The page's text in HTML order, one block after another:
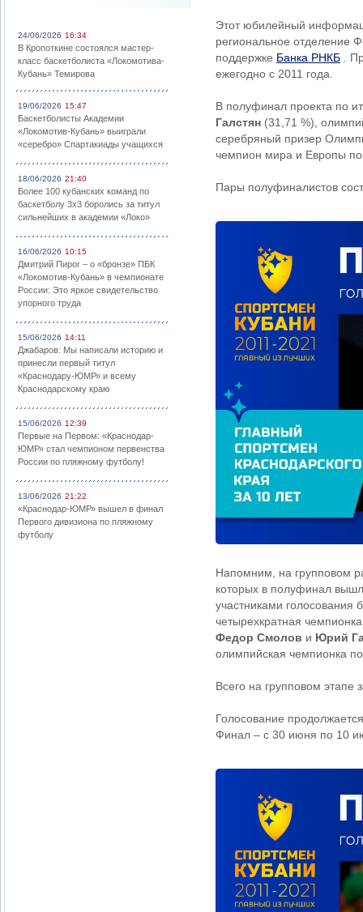
24/06/2026 16:34
В Кропоткине состоялся мастер-
класс баскетболиста «Локомотива-
Кубань» Темирова
19/06/2026 15:47
Баскетболисты Академии
«Локомотив-Кубань» выиграли
«серебро» Спартакиады учащихся
18/06/2026 21:40
Более 100 кубанских команд по
баскетболу 3х3 боролись за титул
сильнейших в академии «Локо»
16/06/2026 10:15
Дмитрий Пирог – о «бронзе» ПБК
«Локомотив-Кубань» в чемпионате
России: Это яркое свидетельство
упорного труда
15/06/2026 14:11
Джабаров: Мы написали историю и
принесли первый титул
«Краснодару-ЮМР» и всему
Краснодарскому краю
15/06/2026 12:39
Первые на Первом: «Краснодар-
ЮМР» стал чемпионом первенства
России по пляжному футболу!
13/06/2026 21:22
«Краснодар-ЮМР» вышел в финал
Первого дивизиона по пляжному
футболу
Этот юбилейный
региональное отделение
поддержке Банка РНКБ .
ежегодно с 2011 года.
В полуфинал проекта по
Галстян (31,71 %),
серебряный призер
чемпион мира и Европы
Пары полуфиналистов
Напомним, на групповом
которых в полуфинал
участниками голосования
четырехкратная
Федор Смолов и Юрий
олимпийская чемпионка
Всего на групповом этапе
Голосование
Финал – с 30 июня по 10